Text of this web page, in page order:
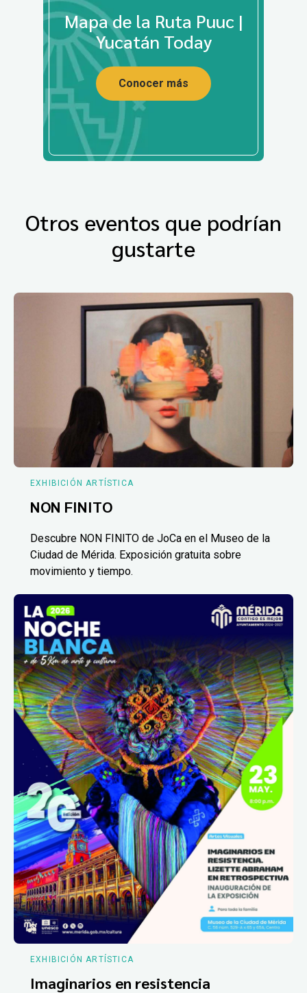
Mapa de la Ruta Puuc |
Yucatán Today
Conocer más
Otros eventos que podrían
gustarte
EXHIBICIÓN ARTÍSTICA
NON FINITO
Descubre NON FINITO de JoCa en el Museo de la
Ciudad de Mérida. Exposición gratuita sobre
movimiento y tiempo.
EXHIBICIÓN ARTÍSTICA
Imaginarios en resistencia